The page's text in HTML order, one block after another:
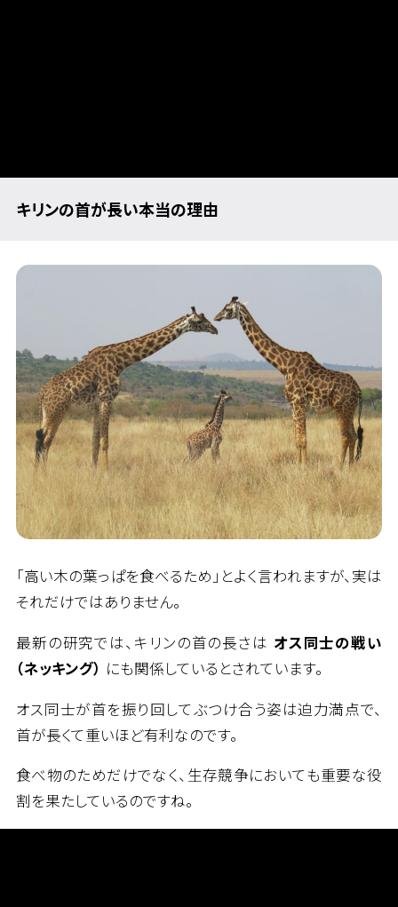
キリンの首が長い本当の理由
「高い木の葉っぱを食べるため」とよく言われますが、実は
それだけではありません。
最新の研究では、キリンの首の長さは オス同士の戦い
（ネッキング） にも関係しているとされています。
オス同士が首を振り回してぶつけ合う姿は迫力満点で、
首が長くて重いほど有利なのです。
食べ物のためだけでなく、生存競争においても重要な役
割を果たしているのですね。